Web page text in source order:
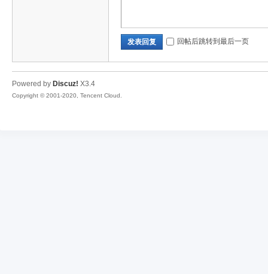
发表回复 回帖后跳转到最后一页
Powered by Discuz! X3.4
Copyright © 2001-2020, Tencent Cloud.